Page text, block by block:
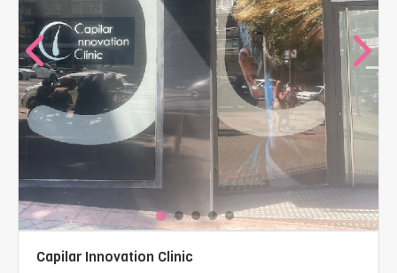
Capilar Innovation Clinic